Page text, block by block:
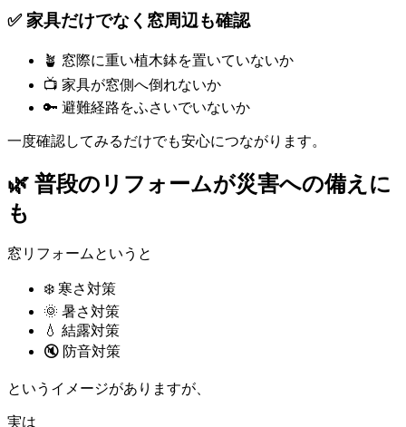
✅ 家具だけでなく窓周辺も確認
🪴 窓際に重い植木鉢を置いていないか
📺 家具が窓側へ倒れないか
🔑 避難経路をふさいでいないか
一度確認してみるだけでも安心につながります。
🌿 普段のリフォームが災害への備えに
も
窓リフォームというと
❄️ 寒さ対策
🌞 暑さ対策
💧 結露対策
🔇 防音対策
というイメージがありますが、
実は